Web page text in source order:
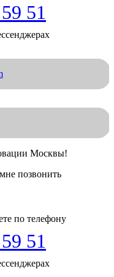
51
Москвы!
позвонить
по телефону
51